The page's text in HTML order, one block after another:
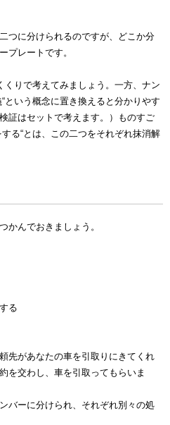
つに分けられるのですが、どこか分
プレートです。
くりで考えてみましょう。一方、ナン
という概念に置き換えると分かりやす
証はセットで考えます。）ものすご
る“とは、この二つをそれぞれ抹消解
かんでおきましょう。
る
先があなたの車を引取りにきてくれ
を交わし、車を引取ってもらいま
バーに分けられ、それぞれ別々の処